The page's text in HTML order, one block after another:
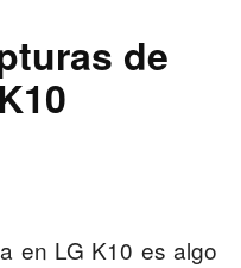
de
en LG K10 es algo